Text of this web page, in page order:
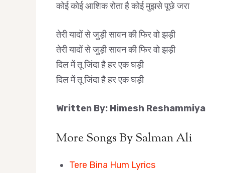
कोई कोई आशिक रोता है कोई मुझसे पूछे जरा
तेरी यादों से जुड़ी सावन की फिर वो झड़ी
तेरी यादों से जुड़ी सावन की फिर वो झड़ी
दिल में तू जिंदा है हर एक घड़ी
दिल में तू जिंदा है हर एक घड़ी
Written By: Himesh Reshammiya
More Songs By Salman Ali
Tere Bina Hum Lyrics